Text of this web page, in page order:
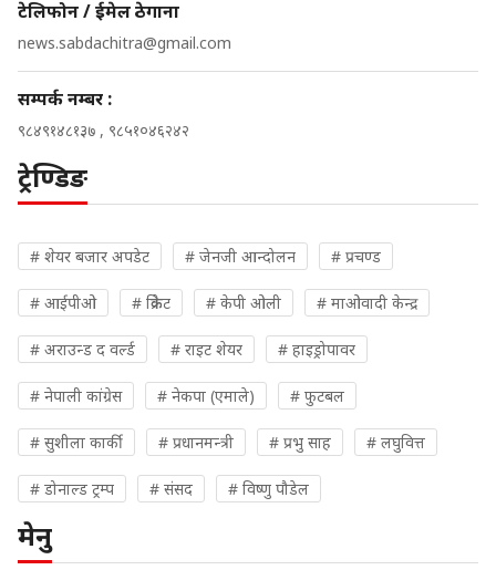
टेलिफोन / ईमेल ठेगाना
news.sabdachitra@gmail.com
सम्पर्क नम्बर :
९८४९१४८१३७ , ९८५१०४६२४२
ट्रेण्डिङ
# शेयर बजार अपडेट # जेनजी आन्दोलन # प्रचण्ड
# आईपीओ # क्रिकेट # केपी ओली # माओवादी केन्द्र
# अराउन्ड द वर्ल्ड # राइट शेयर # हाइड्रोपावर
# नेपाली कांग्रेस # नेकपा (एमाले) # फुटबल
# सुशीला कार्की # प्रधानमन्त्री # प्रभु साह # लघुवित्त
# डोनाल्ड ट्रम्प # संसद # विष्णु पौडेल
मेनु